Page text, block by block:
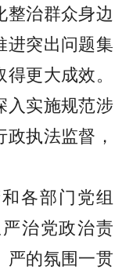
整治群众身边
进突出问题集
更大成效。
入实施规范涉
执法监督，
各部门党组
治党政治责
严的氛围一贯